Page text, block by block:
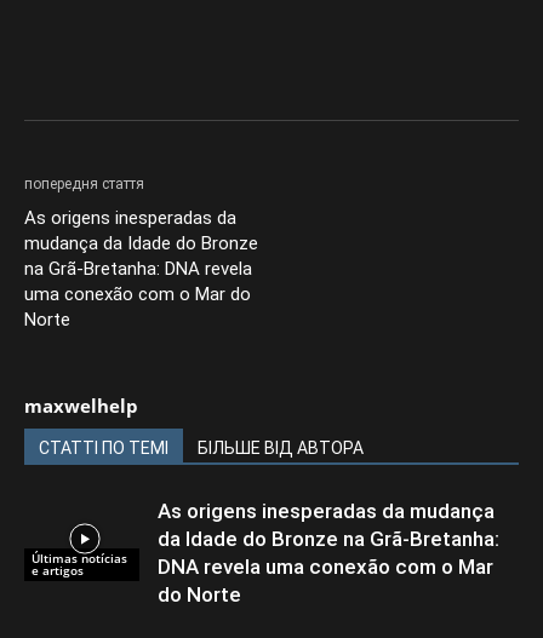
попередня стаття
As origens inesperadas da
mudança da Idade do Bronze
na Grã-Bretanha: DNA revela
uma conexão com o Mar do
Norte
maxwelhelp
СТАТТІ ПО ТЕМІ БІЛЬШЕ ВІД АВТОРА
Últimas notícias
e artigos
As origens inesperadas da mudança
da Idade do Bronze na Grã-Bretanha:
DNA revela uma conexão com o Mar
do Norte